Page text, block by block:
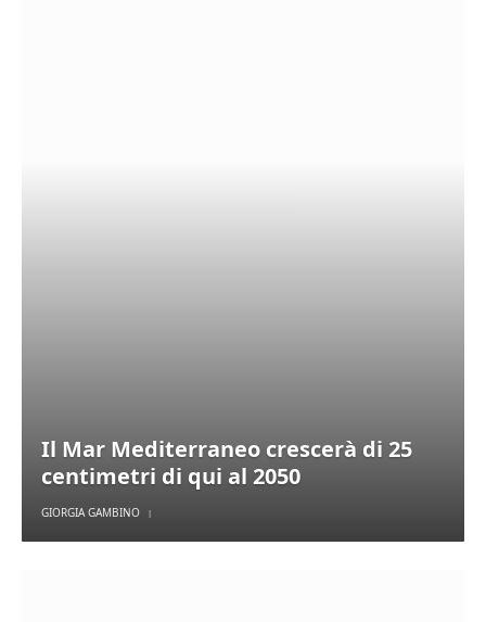
Il Mar Mediterraneo crescerà di 25
centimetri di qui al 2050
GIORGIA GAMBINO